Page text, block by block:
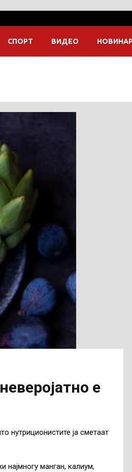
СПОРТ ВИДЕО
е
нутриционистите ја сметаат
најмногу манган, калиум,